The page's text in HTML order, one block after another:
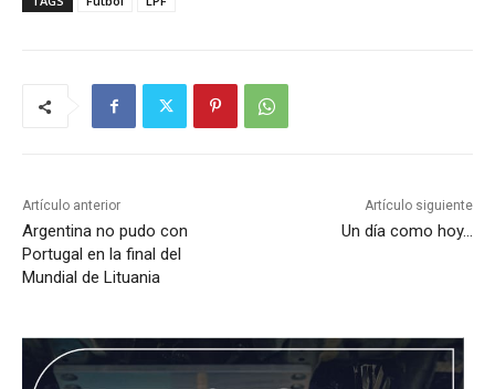
Artículo anterior
Argentina no pudo con
Portugal en la final del
Mundial de Lituania
Artículo siguiente
Un día como hoy…